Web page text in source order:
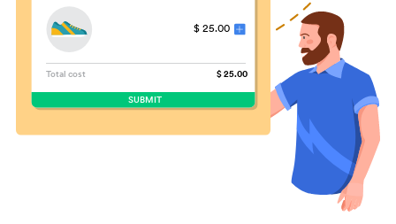
$ 25.00
$ 25.00
Total cost
SUBMIT